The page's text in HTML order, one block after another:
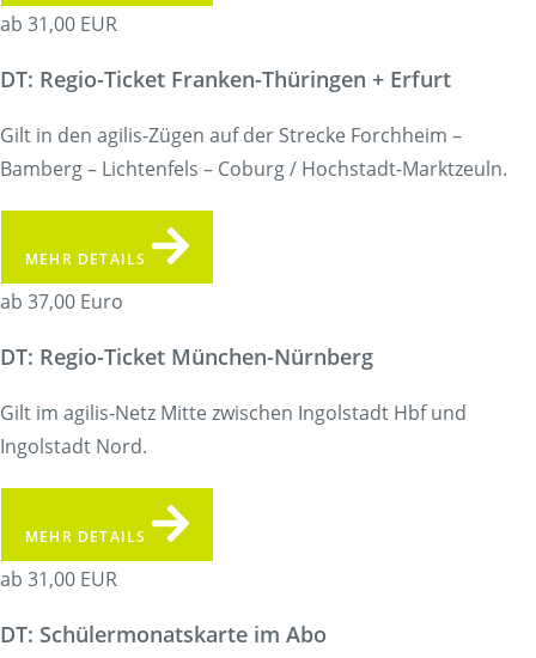
ab 31,00 EUR
DT: Regio-Ticket Franken-Thüringen + Erfurt
Gilt in den agilis-Zügen auf der Strecke Forchheim –
Bamberg – Lichtenfels – Coburg / Hochstadt-Marktzeuln.
MEHR DETAILS
ab 37,00 Euro
DT: Regio-Ticket München-Nürnberg
Gilt im agilis-Netz Mitte zwischen Ingolstadt Hbf und
Ingolstadt Nord.
MEHR DETAILS
ab 31,00 EUR
DT: Schülermonatskarte im Abo